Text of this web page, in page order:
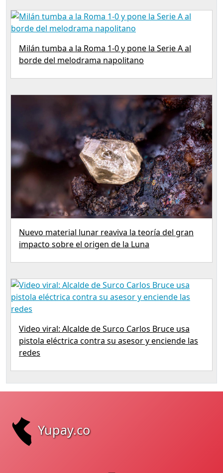
Milán tumba a la Roma 1-0 y pone la Serie A al
borde del melodrama napolitano
Nuevo material lunar reaviva la teoría del gran
impacto sobre el origen de la Luna
Video viral: Alcalde de Surco Carlos Bruce usa
pistola eléctrica contra su asesor y enciende las
redes
Yupay.co